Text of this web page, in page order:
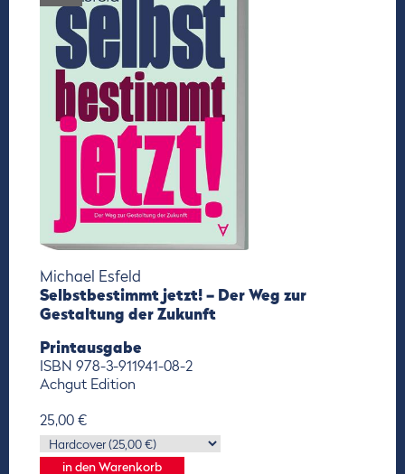
Michael Esfeld
Selbstbestimmt jetzt! – Der Weg zur
Gestaltung der Zukunft
Printausgabe
ISBN 978-3-911941-08-2
Achgut Edition
25,00 €